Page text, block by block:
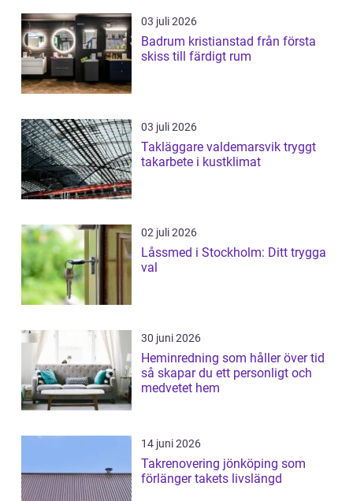
03 juli 2026
Badrum kristianstad från första
skiss till färdigt rum
03 juli 2026
Takläggare valdemarsvik tryggt
takarbete i kustklimat
02 juli 2026
Låssmed i Stockholm: Ditt trygga
val
30 juni 2026
Heminredning som håller över tid
så skapar du ett personligt och
medvetet hem
14 juni 2026
Takrenovering jönköping som
förlänger takets livslängd